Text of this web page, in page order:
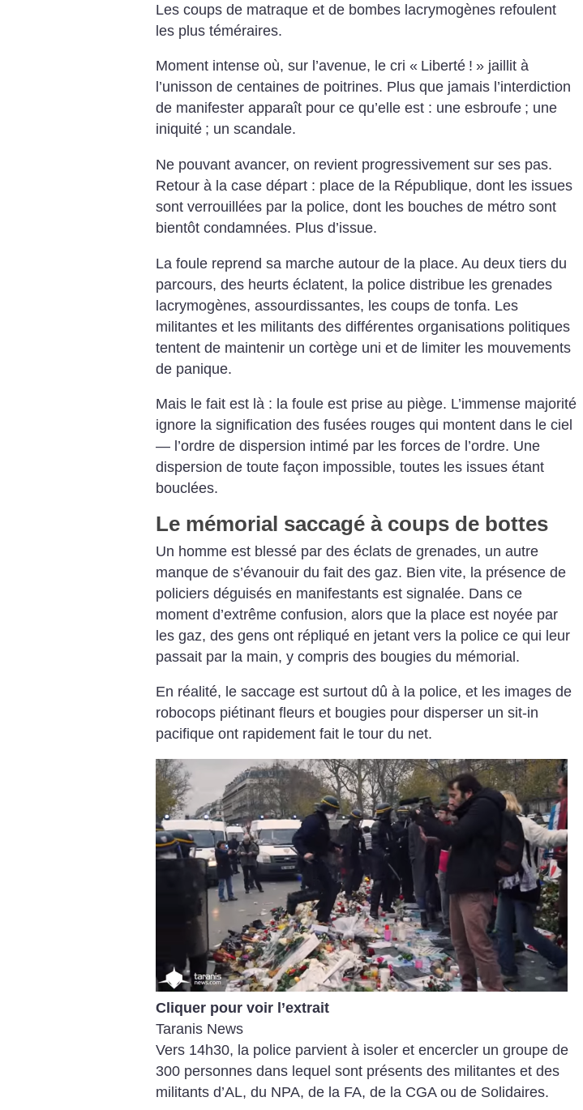
Les coups de matraque et de bombes lacrymogènes refoulent
les plus téméraires.
Moment intense où, sur l’avenue, le cri « Liberté ! » jaillit à
l’unisson de centaines de poitrines. Plus que jamais l’interdiction
de manifester apparaît pour ce qu’elle est : une esbroufe ; une
iniquité ; un scandale.
Ne pouvant avancer, on revient progressivement sur ses pas.
Retour à la case départ : place de la République, dont les issues
sont verrouillées par la police, dont les bouches de métro sont
bientôt condamnées. Plus d’issue.
La foule reprend sa marche autour de la place. Au deux tiers du
parcours, des heurts éclatent, la police distribue les grenades
lacrymogènes, assourdissantes, les coups de tonfa. Les
militantes et les militants des différentes organisations politiques
tentent de maintenir un cortège uni et de limiter les mouvements
de panique.
Mais le fait est là : la foule est prise au piège. L’immense majorité
ignore la signification des fusées rouges qui montent dans le ciel
— l’ordre de dispersion intimé par les forces de l’ordre. Une
dispersion de toute façon impossible, toutes les issues étant
bouclées.
Le mémorial saccagé à coups de bottes
Un homme est blessé par des éclats de grenades, un autre
manque de s’évanouir du fait des gaz. Bien vite, la présence de
policiers déguisés en manifestants est signalée. Dans ce
moment d’extrême confusion, alors que la place est noyée par
les gaz, des gens ont répliqué en jetant vers la police ce qui leur
passait par la main, y compris des bougies du mémorial.
En réalité, le saccage est surtout dû à la police, et les images de
robocops piétinant fleurs et bougies pour disperser un sit-in
pacifique ont rapidement fait le tour du net.
Cliquer pour voir l’extrait
Taranis News
Vers 14h30, la police parvient à isoler et encercler un groupe de
300 personnes dans lequel sont présents des militantes et des
militants d’AL, du NPA, de la FA, de la CGA ou de Solidaires.